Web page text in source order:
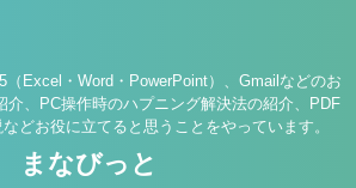
Excel・Word・PowerPoint）、Gmailなどのお
介、PC操作時のハプニング解決法の紹介、PDF
どお役に立てると思うことをやっています。
まなびっと